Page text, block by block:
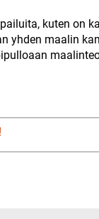
kuten on
yhden maalin